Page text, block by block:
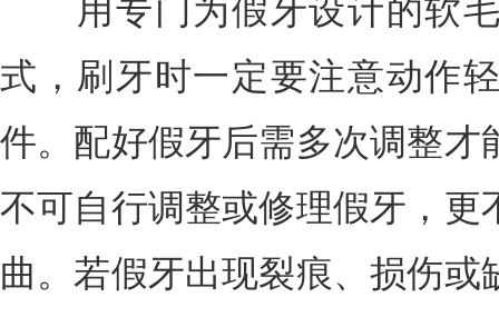
用专门为假牙设计的软毛
式，刷牙时一定要注意动作
件。配好假牙后需多次调整才
不可自行调整或修理假牙，更
曲。若假牙出现裂痕、损伤